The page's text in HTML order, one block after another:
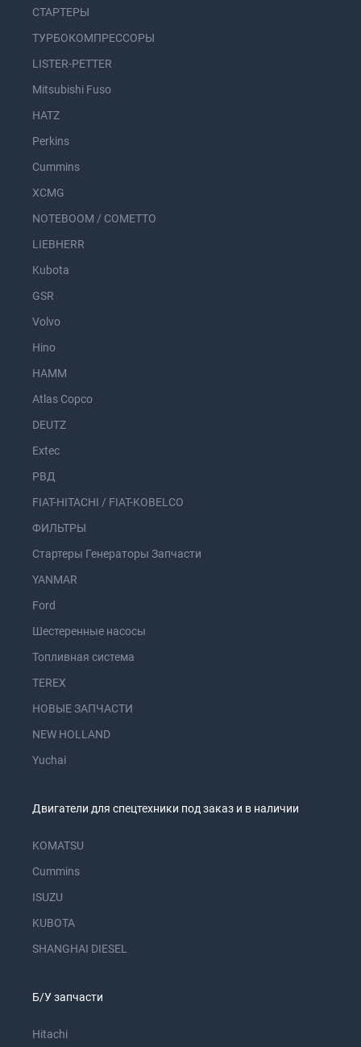
СТАРТЕРЫ
ТУРБОКОМПРЕССОРЫ
LISTER-PETTER
Mitsubishi Fuso
HATZ
Perkins
Cummins
XCMG
NOTEBOOM / COMETTO
LIEBHERR
Kubota
GSR
Volvo
Hino
HAMM
Atlas Copco
DEUTZ
Extec
РВД
FIAT-HITACHI / FIAT-KOBELCO
ФИЛЬТРЫ
Стартеры Генераторы Запчасти
YANMAR
Ford
Шестеренные насосы
Топливная система
TEREX
НОВЫЕ ЗАПЧАСТИ
NEW HOLLAND
Yuchai
Двигатели для спецтехники под заказ и в наличии
KOMATSU
Cummins
ISUZU
KUBOTA
SHANGHAI DIESEL
Б/У запчасти
Hitachi